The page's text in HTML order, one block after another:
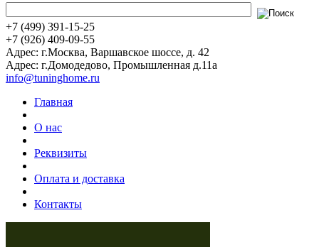
+7 (499) 391-15-25
+7 (926) 409-09-55
Адрес: г.Москва, Варшавское шоссе, д. 42
Адрес: г.Домодедово, Промышленная д.11а
info@tuninghome.ru
Главная
О нас
Реквизиты
Оплата и доставка
Контакты